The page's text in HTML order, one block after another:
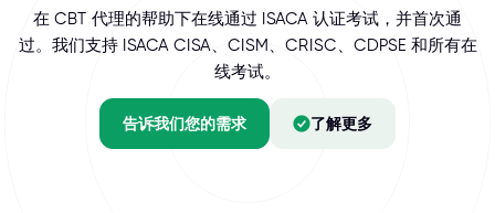
在 CBT 代理的帮助下在线通过 ISACA 认证考试，并首次通
过。我们支持 ISACA CISA、CISM、CRISC、CDPSE 和所有在
线考试。
告诉我们您的需求 了解更多